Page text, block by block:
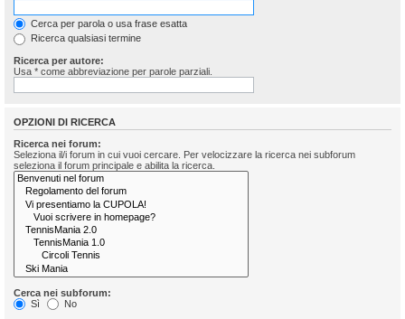
Cerca per parola o usa frase esatta
Ricerca qualsiasi termine
Ricerca per autore:
Usa * come abbreviazione per parole parziali.
OPZIONI DI RICERCA
Ricerca nei forum:
Seleziona il/i forum in cui vuoi cercare. Per velocizzare la ricerca nei subforum
seleziona il forum principale e abilita la ricerca.
Cerca nei subforum:
Sì
No